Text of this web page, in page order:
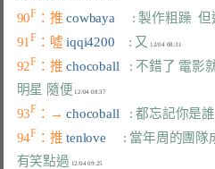
90F ：推 cowbaya : 製作粗躁
91F ：噓 iqqi4200 : 又
92F ：推 chocoball : 不錯了 電影
明星 隨便
12/04 08:37
93F ：→ chocoball : 都忘記你是誰
94F ：推 tenlove : 當年周的團隊
有笑點過